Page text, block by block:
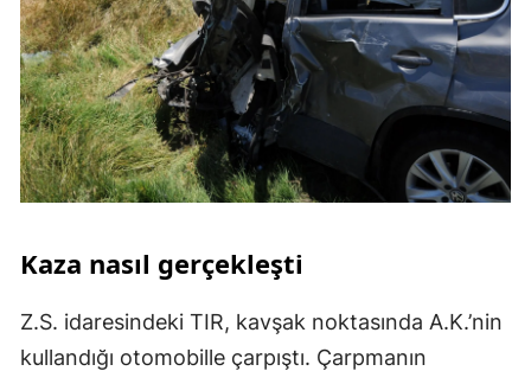
Kaza nasıl gerçekleşti
Z.S. idaresindeki TIR, kavşak noktasında A.K.’nin
kullandığı otomobille çarpıştı. Çarpmanın